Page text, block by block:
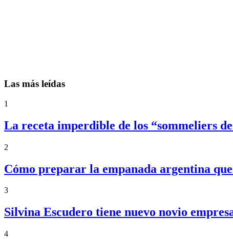
Las más leídas
1
La receta imperdible de los “sommeliers
2
Cómo preparar la empanada argentina
3
Silvina Escudero tiene nuevo novio
4